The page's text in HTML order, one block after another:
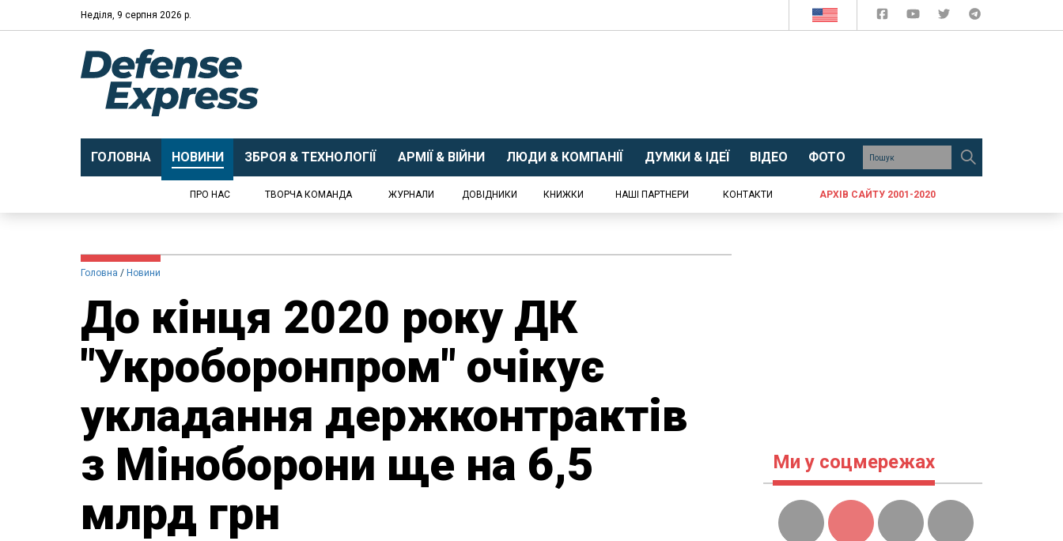
Неділя, 9 серпня 2026 р.
ГОЛОВНА НОВИНИ ЗБРОЯ & ТЕХНОЛОГІЇ АРМІЇ & ВІЙНИ ЛЮДИ & КОМПАНІЇ ДУМКИ & ІДЕЇ ВІДЕО ФОТО
ПРО НАС ТВОРЧА КОМАНДА ЖУРНАЛИ ДОВІДНИКИ КНИЖКИ НАШІ ПАРТНЕРИ КОНТАКТИ АРХІВ САЙТУ 2001-2020
Головна Новини
До кінця 2020 року ДК
"Укроборонпром" очікує
укладання держконтрактів
з Міноборони ще на 6,5
млрд грн
Ми у соцмережах